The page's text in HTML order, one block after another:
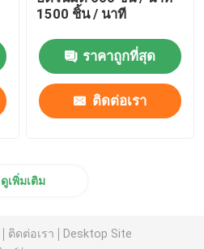
1500 ชิ้น / นาที
ราคาถูกที่สุด
ติดต่อเรา
ดูเพิ่มเติม
ติดต่อเรา
Desktop Site